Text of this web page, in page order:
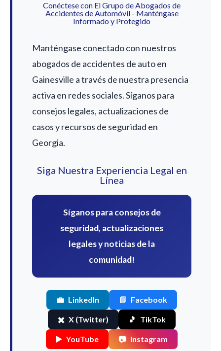
Conéctese con El Grupo de Abogados de
Accidentes de Automóvil - Manténgase
Informado y Protegido
Manténgase conectado con nuestros
abogados de accidentes de auto en
Gainesville a través de nuestra presencia
activa en redes sociales. Síganos para
consejos legales, actualizaciones de
casos y recursos de seguridad en
Georgia.
Siga Nuestra Experiencia Legal en
Línea
Síganos para consejos de
seguridad, actualizaciones
legales y noticias de la
comunidad!
💼 LinkedIn 📘 Facebook
✖️ X (Twitter) 🎵 TikTok
▶️ YouTube 📷 Instagram